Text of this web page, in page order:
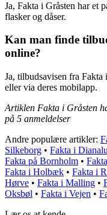
Ja, Fakta i Gråsten har et
flasker og dåser.
Kan man finde
online?
Ja, tilbudsavisen fra Fakta
eller via deres mobilapp.
Artiklen Fakta i Gråsten
på 5 anmeldelser
Andre populære artikler:
Silkeborg • Fakta i
Fakta på Bornholm •
Fakta i Holbæk • Fakta i
Hørve • Fakta i Malling •
Oksbøl • Fakta i Vejen •